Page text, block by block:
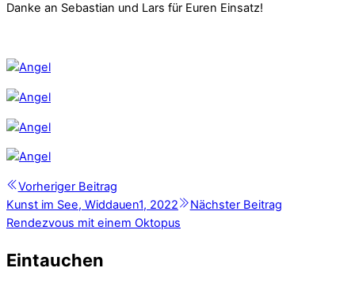
Danke an Sebastian und Lars für Euren Einsatz!
Vorheriger Beitrag
Kunst im See, Widdauen1, 2022
Nächster Beitrag
Rendezvous mit einem Oktopus
Eintauchen